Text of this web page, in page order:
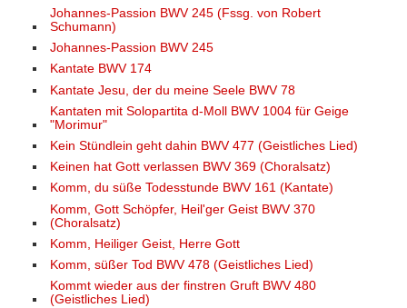
Johannes-Passion BWV 245 (Fssg. von Robert
Schumann)
Johannes-Passion BWV 245
Kantate BWV 174
Kantate Jesu, der du meine Seele BWV 78
Kantaten mit Solopartita d-Moll BWV 1004 für Geige
"Morimur"
Kein Stündlein geht dahin BWV 477 (Geistliches Lied)
Keinen hat Gott verlassen BWV 369 (Choralsatz)
Komm, du süße Todesstunde BWV 161 (Kantate)
Komm, Gott Schöpfer, Heil'ger Geist BWV 370
(Choralsatz)
Komm, Heiliger Geist, Herre Gott
Komm, süßer Tod BWV 478 (Geistliches Lied)
Kommt wieder aus der finstren Gruft BWV 480
(Geistliches Lied)